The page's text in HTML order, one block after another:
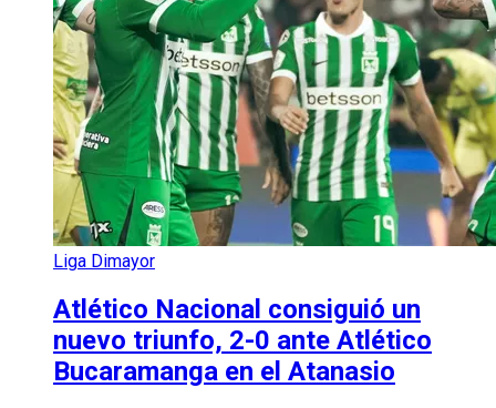
Liga Dimayor
Atlético Nacional consiguió un
nuevo triunfo, 2-0 ante Atlético
Bucaramanga en el Atanasio